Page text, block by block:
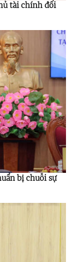
tài chính đối
bị chuỗi sự